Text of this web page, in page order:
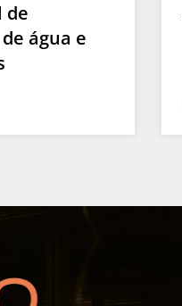
de
água e